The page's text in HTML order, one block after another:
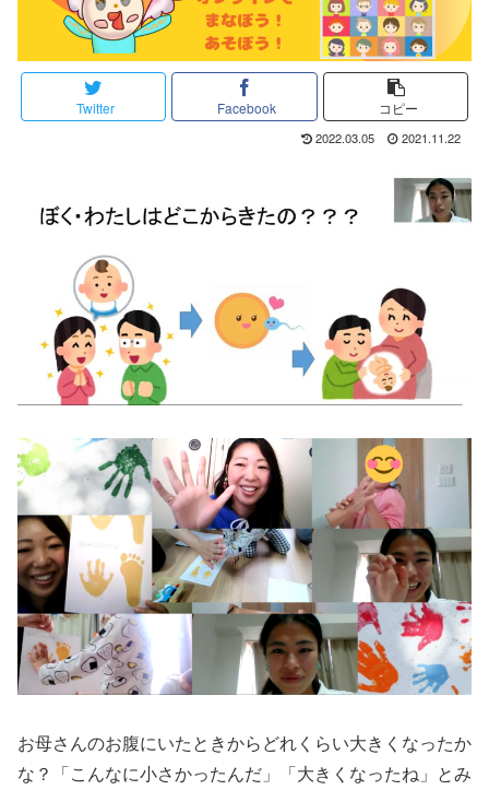
Twitter Facebook コピー
2022.03.05 2021.11.22
お母さんのお腹にいたときからどれくらい大きくなったか
な？「こんなに小さかったんだ」「大きくなったね」とみ